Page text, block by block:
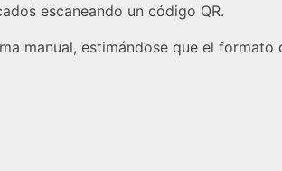
escaneando un código QR.
manual, estimándose que el